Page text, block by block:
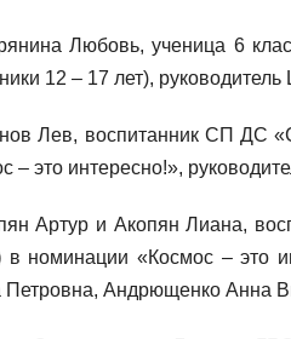
Любовь, ученица 6
12 – 17 лет),
Лев, воспитанник СП ДС
– это интересно!»,
Артур и Акопян Лиана,
в номинации «Космос – это
Петровна, Андрющенко Анна